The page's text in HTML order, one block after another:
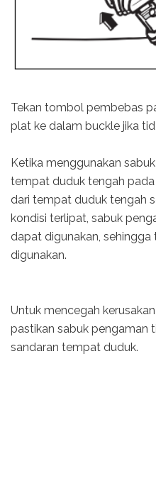
Tekan tombol pembebas
plat ke dalam buckle jika
Ketika menggunakan
tempat duduk tengah pada
dari tempat duduk tengah
kondisi terlipat, sabuk
dapat digunakan,
digunakan.
Untuk mencegah
pastikan sabuk pengaman
sandaran tempat duduk.